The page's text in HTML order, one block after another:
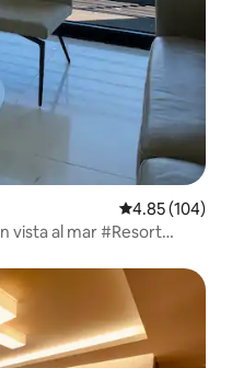
Calificación
4.85 (104)
vista al mar #Resort